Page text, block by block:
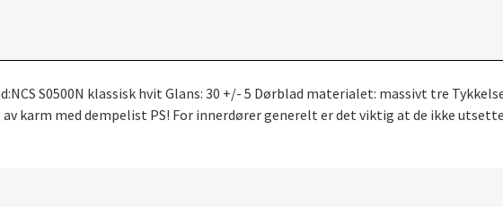
S0500N klassisk hvit Glans: 30 +/- 5 Dørblad materialet: massivt tre
karm med dempelist PS! For innerdører generelt er det viktig at de ikke